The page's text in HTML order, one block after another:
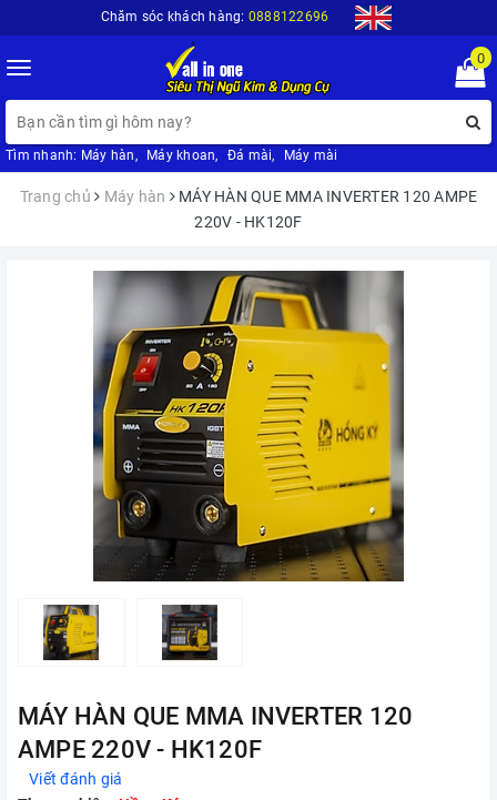
Chăm sóc khách hàng: 0888122696
Toggle
navigation
0
Tìm nhanh: Máy hàn, Máy khoan, Đá mài, Máy mài
Trang chủ Máy hàn
MÁY HÀN QUE MMA INVERTER 120 AMPE
220V - HK120F
MÁY HÀN QUE MMA INVERTER 120
AMPE 220V - HK120F
Viết đánh giá